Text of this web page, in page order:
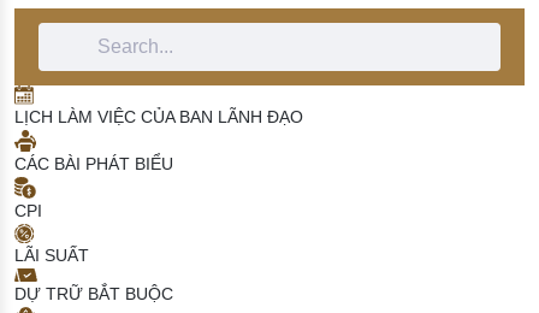
Search Bar
LỊCH LÀM VIỆC CỦA BAN LÃNH ĐẠO
CÁC BÀI PHÁT BIỂU
CPI
LÃI SUẤT
DỰ TRỮ BẮT BUỘC